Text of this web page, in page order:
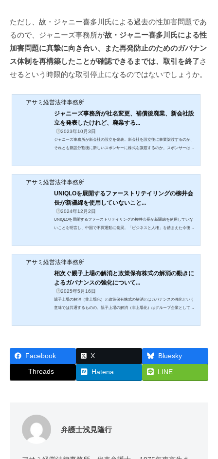
ただし、故・ジャニー喜多川氏による過去の性加害問題であ
るので、ジャニーズ事務所が故・ジャニー喜多川氏による性
加害問題に真摯に向き合い、また再発防止のためのガバナン
ス体制を再構築したことが確認できるまでは、取引を終了さ
せるという時限的な取引停止になるのではないでしょうか。
アサミ経営法律事務所
ジャニーズ事務所が社名変更、補償後廃業、新会社設
立を発表したけれど、廃業する...
2023年10月3日
ジャニーズ事務所が新会社の設立を発表。新会社を設立後に事業譲渡するのか、
それとも新設分割後に新しいスポンサーに株式を譲渡するのか。スポンサーはい
アサミ経営法律事務所
UNIQLOを展開するファーストリテイリングの柳井会
長が新疆綿を使用していないこと...
2024年12月2日
UNIQLOを展開するファーストリテイリングの柳井会長が新疆綿を使用していな
いことを明言し、中国で不買運動に発展。「ビジネスと人権」を踏まえた今後の
アサミ経営法律事務所
相次ぐ親子上場の解消と政策保有株式の解消の動きに
よるガバナンスの強化について...
2025年5月16日
親子上場の解消（非上場化）と政策保有株式の解消とはガバナンスの強化という
意味では共通するものの、親子上場の解消（非上場化）はグループ企業としての
Facebook X Bluesky
Threads Hatena LINE
弁護士浅見隆行